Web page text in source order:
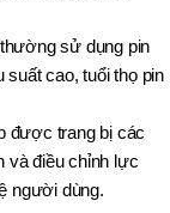
sử dụng pin
suất cao, tuổi thọ pin
được trang bị các
và điều chỉnh lực
người dùng.